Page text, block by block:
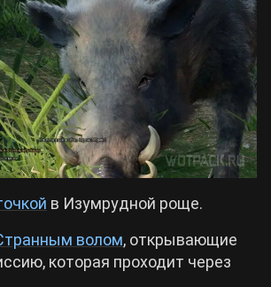
в Изумрудной роще.
волом, открывающие
которая проходит через